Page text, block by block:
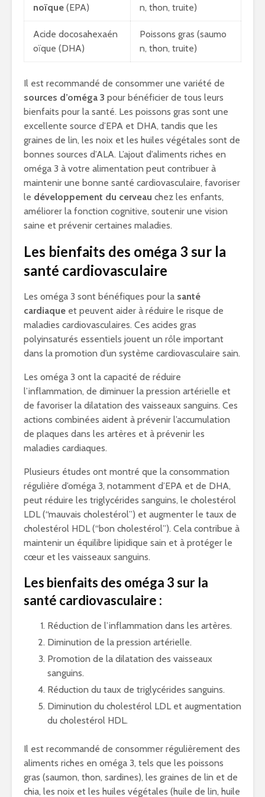
noïque (EPA)
n, thon, truite)
Acide docosahexaén
oïque (DHA)
Poissons gras (saumo
n, thon, truite)
Il est recommandé de consommer une variété de
sources d’oméga 3 pour bénéficier de tous leurs
bienfaits pour la santé. Les poissons gras sont une
excellente source d’EPA et DHA, tandis que les
graines de lin, les noix et les huiles végétales sont de
bonnes sources d’ALA. L’ajout d’aliments riches en
oméga 3 à votre alimentation peut contribuer à
maintenir une bonne santé cardiovasculaire, favoriser
le développement du cerveau chez les enfants,
améliorer la fonction cognitive, soutenir une vision
saine et prévenir certaines maladies.
Les bienfaits des oméga 3 sur la
santé cardiovasculaire
Les oméga 3 sont bénéfiques pour la santé
cardiaque et peuvent aider à réduire le risque de
maladies cardiovasculaires. Ces acides gras
polyinsaturés essentiels jouent un rôle important
dans la promotion d’un système cardiovasculaire sain.
Les oméga 3 ont la capacité de réduire
l’inflammation, de diminuer la pression artérielle et
de favoriser la dilatation des vaisseaux sanguins. Ces
actions combinées aident à prévenir l’accumulation
de plaques dans les artères et à prévenir les
maladies cardiaques.
Plusieurs études ont montré que la consommation
régulière d’oméga 3, notamment d’EPA et de DHA,
peut réduire les triglycérides sanguins, le cholestérol
LDL (“mauvais cholestérol”) et augmenter le taux de
cholestérol HDL (“bon cholestérol”). Cela contribue à
maintenir un équilibre lipidique sain et à protéger le
cœur et les vaisseaux sanguins.
Les bienfaits des oméga 3 sur la
santé cardiovasculaire :
Réduction de l’inflammation dans les artères.
Diminution de la pression artérielle.
Promotion de la dilatation des vaisseaux
sanguins.
Réduction du taux de triglycérides sanguins.
Diminution du cholestérol LDL et augmentation
du cholestérol HDL.
Il est recommandé de consommer régulièrement des
aliments riches en oméga 3, tels que les poissons
gras (saumon, thon, sardines), les graines de lin et de
chia, les noix et les huiles végétales (huile de lin, huile